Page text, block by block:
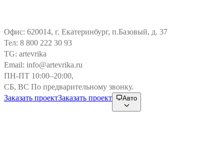
Офис: 620014, г. Екатеринбург, п.Базовый, д. 37
Тел: 8 800 222 30 93
TG: artevrika
Email: info@artevrika.ru
ПН-ПТ 10:00–20:00,
СБ, ВС По предварительному звонку.
Заказать проектЗаказать проект Авто